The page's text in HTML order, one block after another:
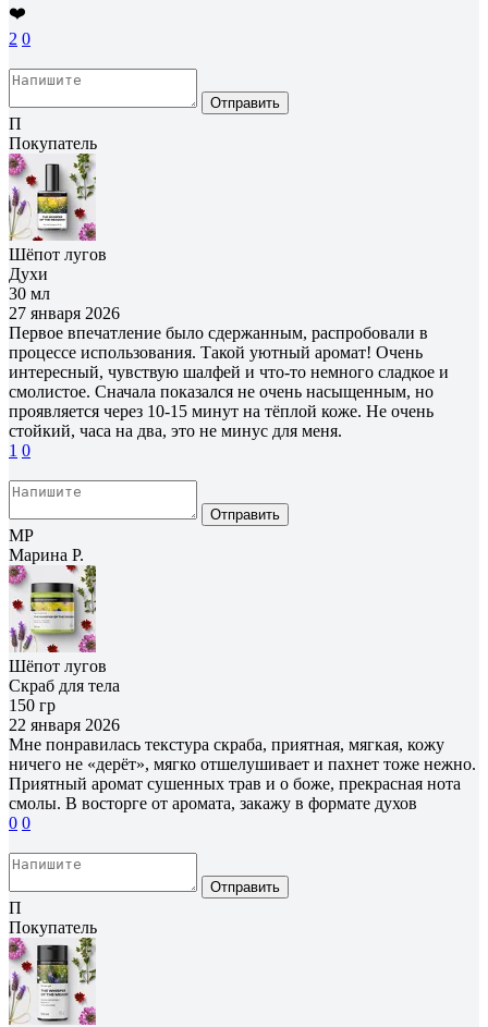
❤️
2 0
Отправить
П
Покупатель
Шёпот лугов
Духи
30 мл
27 января 2026
Первое впечатление было сдержанным, распробовали в
процессе использования. Такой уютный аромат! Очень
интересный, чувствую шалфей и что-то немного сладкое и
смолистое. Сначала показался не очень насыщенным, но
проявляется через 10-15 минут на тёплой коже. Не очень
стойкий, часа на два, это не минус для меня.
1 0
Отправить
МР
Марина Р.
Шёпот лугов
Скраб для тела
150 гр
22 января 2026
Мне понравилась текстура скраба, приятная, мягкая, кожу
ничего не «дерёт», мягко отшелушивает и пахнет тоже нежно.
Приятный аромат сушенных трав и о боже, прекрасная нота
смолы. В восторге от аромата, закажу в формате духов
0 0
Отправить
П
Покупатель